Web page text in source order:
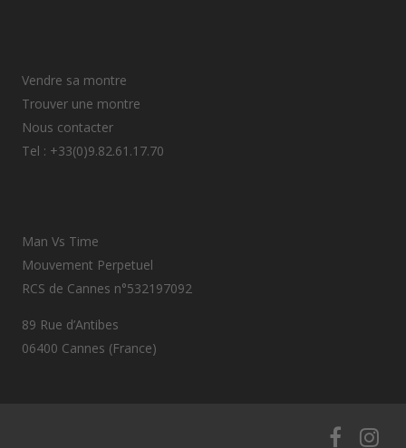
Vendre sa montre
Trouver une montre
Nous contacter
Tel : +33(0)9.82.61.17.70
Man Vs Time
Mouvement Perpetuel
RCS de Cannes n°532197092
89 Rue d’Antibes
06400 Cannes (France)